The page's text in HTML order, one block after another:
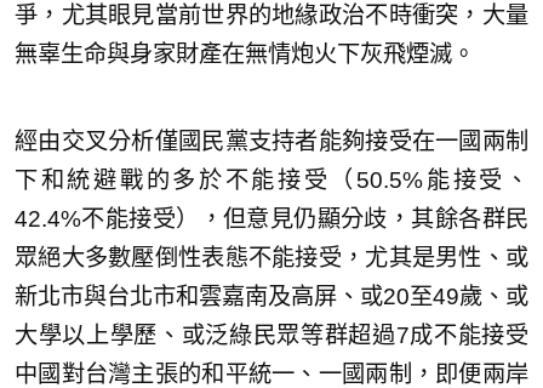
爭，尤其眼見當前世界的地緣政治不時衝突，大量
無辜生命與身家財產在無情炮火下灰飛煙滅。
經由交叉分析僅國民黨支持者能夠接受在一國兩制
下和統避戰的多於不能接受（50.5%能接受、
42.4%不能接受），但意見仍顯分歧，其餘各群民
眾絕大多數壓倒性表態不能接受，尤其是男性、或
新北市與台北市和雲嘉南及高屏、或20至49歲、或
大學以上學歷、或泛綠民眾等群超過7成不能接受
中國對台灣主張的和平統一、一國兩制，即便兩岸